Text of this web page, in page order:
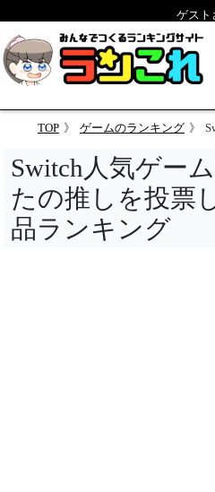
ゲスト
TOP ゲームのランキング
Switch人気ゲー
たの推しを投票
品ランキング